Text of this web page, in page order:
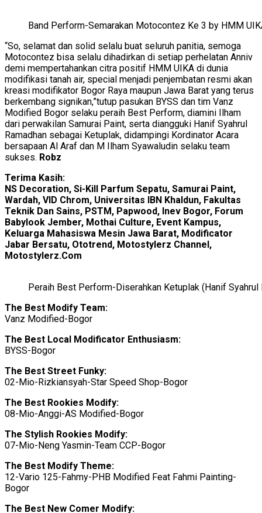
Band Perform-Semarakan Motocontez Ke 3 by HMM
“So, selamat dan solid selalu buat seluruh panitia, semoga
Motocontez bisa selalu dihadirkan di setiap perhelatan Anniv
demi mempertahankan citra positif HMM UIKA di dunia
modifikasi tanah air, special menjadi penjembatan resmi akan
kreasi modifikator Bogor Raya maupun Jawa Barat yang terus
berkembang signikan,”tutup pasukan BYSS dan tim Vanz
Modified Bogor selaku peraih Best Perform, diamini Ilham
dari perwakilan Samurai Paint, serta diangguki Hanif Syahrul
Ramadhan sebagai Ketuplak, didampingi Kordinator Acara
bersapaan Al Araf dan M Ilham Syawaludin selaku team
sukses. Robz
Terima Kasih:
NS Decoration, Si-Kill Parfum Sepatu, Samurai Paint,
Wardah, VID Chrom, Universitas IBN Khaldun, Fakultas
Teknik Dan Sains, PSTM, Papwood, Inev Bogor, Forum
Babylook Jember, Mothai Culture, Event Kampus,
Keluarga Mahasiswa Mesin Jawa Barat, Modificator
Jabar Bersatu, Ototrend, Motostylerz Channel,
Motostylerz.Com
Peraih Best Perform-Diserahkan Ketuplak (Hanif Syahrul
The Best Modify Team:
Vanz Modified-Bogor
The Best Local Modificator Enthusiasm:
BYSS-Bogor
The Best Street Funky:
02-Mio-Rizkiansyah-Star Speed Shop-Bogor
The Best Rookies Modify:
08-Mio-Anggi-AS Modified-Bogor
The Stylish Rookies Modify:
07-Mio-Neng Yasmin-Team CCP-Bogor
The Best Modify Theme:
12-Vario 125-Fahmy-PHB Modified Feat Fahmi Painting-
Bogor
The Best New Comer Modify: